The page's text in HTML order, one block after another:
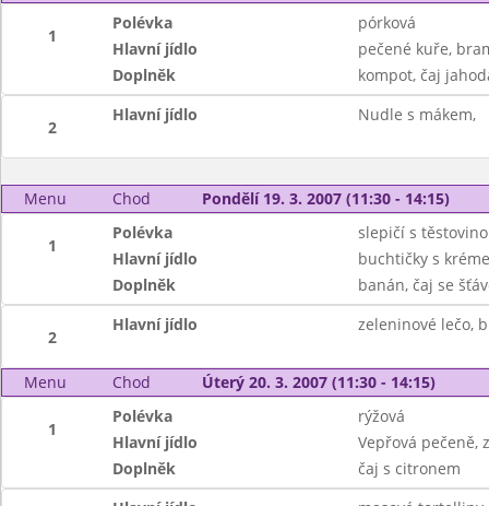
1
Polévka
pórková
Hlavní jídlo
pečené kuře,
Doplněk
kompot, čaj
2
Hlavní jídlo Nudle s mákem,
Menu Chod Pondělí 19. 3. 2007 (11:30 - 14:15)
1
Polévka
slepičí s
Hlavní jídlo
buchtičky s
Doplněk
banán, čaj se
2
Hlavní jídlo zeleninové lečo,
Menu Chod Úterý 20. 3. 2007 (11:30 - 14:15)
1
Polévka
rýžová
Hlavní jídlo
Vepřová pečeně,
Doplněk
čaj s citronem